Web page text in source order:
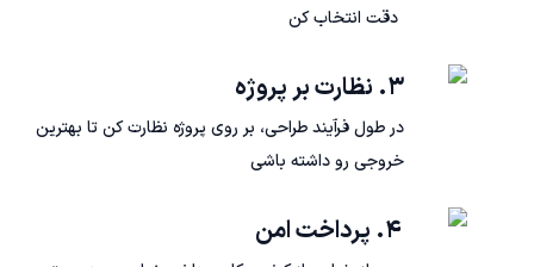
دقت انتخاب کن
۳. نظارت بر پروژه
در طول فرآیند طراحی، بر روی پروژه نظارت کن تا بهترین
خروجی رو داشته باشی
۴. پرداخت امن